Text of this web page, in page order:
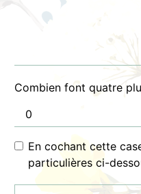
Combien font quatre
En cochant cette
particulières ci-